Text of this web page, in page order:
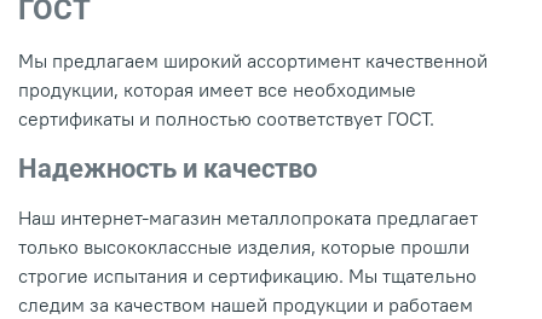
ГОСТ
Мы предлагаем широкий ассортимент качественной
продукции, которая имеет все необходимые
сертификаты и полностью соответствует ГОСТ.
Надежность и качество
Наш интернет-магазин металлопроката предлагает
только высококлассные изделия, которые прошли
строгие испытания и сертификацию. Мы тщательно
следим за качеством нашей продукции и работаем